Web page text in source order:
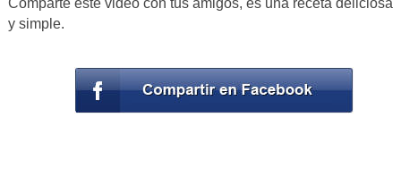
Comparte este video con tus amigos, es una receta deliciosa
y simple.